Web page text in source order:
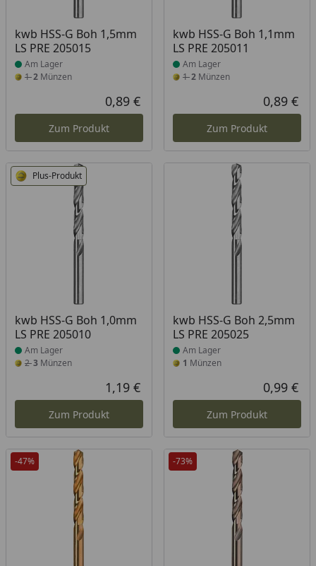
kwb HSS-G Boh 1,5mm
LS PRE 205015
Produkt am Lager
Am Lager
12 Münzen
Aktueller Preis
0,89 €
Zum Produkt
kwb HSS-G Boh 1,1mm
LS PRE 205011
Produkt am Lager
Am Lager
12Münzen
0,89 €
Zum Produkt
Plus-Produkt
kwb HSS-G Boh 1,0mm
LS PRE 205010
Produkt am Lager
Am Lager
23 Münzen
Aktueller Preis
1,19 €
Zum Produkt
kwb HSS-G Boh 2,5mm
LS PRE 205025
Produkt am Lager
Am Lager
1 Münzen
0,99 €
Zum Produkt
-47% -73%